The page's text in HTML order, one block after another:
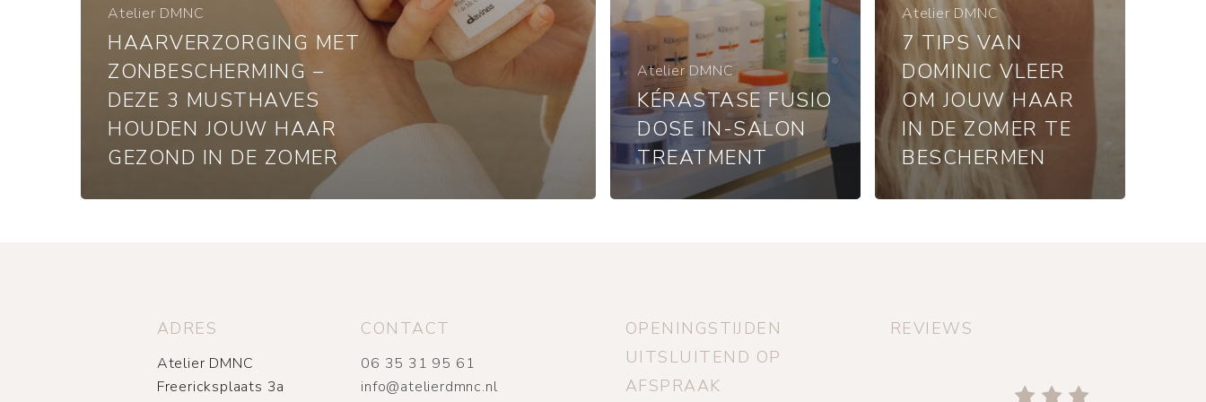
Atelier DMNC
HAARVERZORGING MET
ZONBESCHERMING –
DEZE 3 MUSTHAVES
HOUDEN JOUW HAAR
GEZOND IN DE ZOMER
Atelier DMNC
KÉRASTASE FUSIO
DOSE IN-SALON
TREATMENT
Atelier DMNC
7 TIPS VAN
DOMINIC VLEER
OM JOUW HAAR
IN DE ZOMER TE
BESCHERMEN
ADRES
Atelier DMNC
Freericksplaats 3a
CONTACT
06 35 31 95 61
info@atelierdmnc.nl
OPENINGSTIJDEN
UITSLUITEND OP
AFSPRAAK
REVIEWS